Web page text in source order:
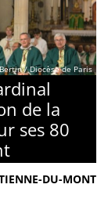
/ Diocèse de Paris
de la
ses 80
DU-MONT